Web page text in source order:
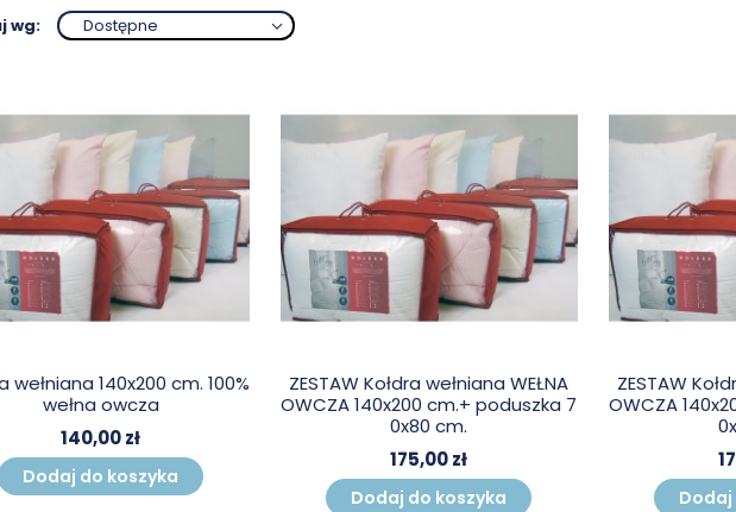
wg: Dostępne
wełniana 140x200 cm. 100%
wełna owcza
140,00 zł
Dodaj do koszyka
ZESTAW Kołdra wełniana WEŁNA
OWCZA 140x200 cm.+ poduszka 7
0x80 cm.
175,00 zł
Dodaj do koszyka
ZESTAW
OWCZA
Dodaj